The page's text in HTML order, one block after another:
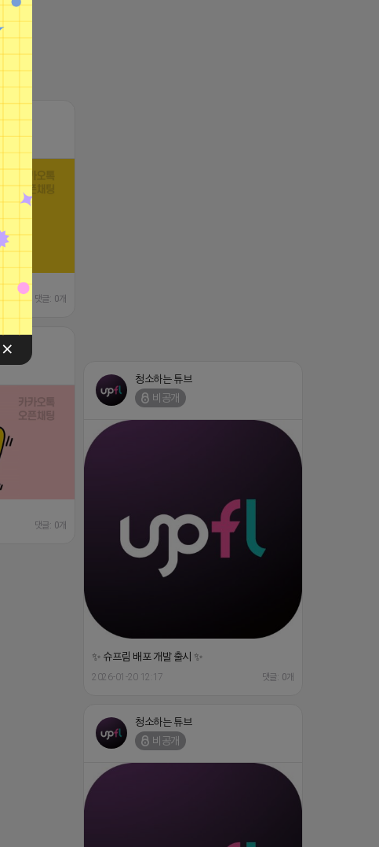
댓글: 0개
댓글: 0개
청소하는 튜브
비공개
✨ 슈프림 배포 개발 출시 ✨
2026-01-20 12:17 댓글: 0개
청소하는 튜브
비공개